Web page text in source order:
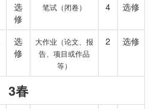
选
修
笔试（闭卷） 4 选修
选
修
大作业（论文、报
告、项目或作品
等）
2 选修
3春